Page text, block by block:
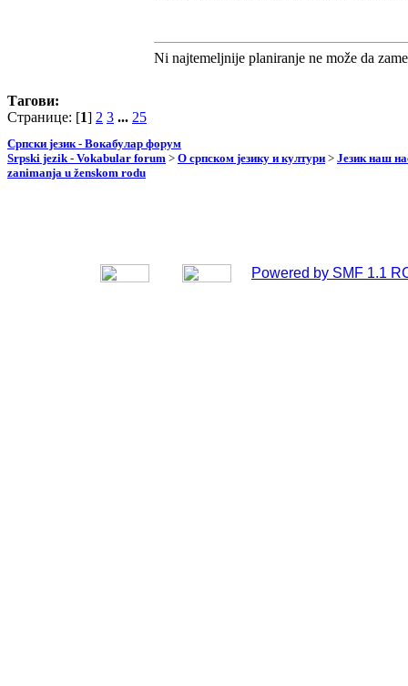
Ni najtemeljnije planiranje ne može da
Тагови:
Странице: [1] 2 3 ... 25
Српски језик - Вокабулар форум
Srpski jezik - Vokabular forum > О српском језику и култури > Језик наш
zanimanja u ženskom rodu
Powered by SMF 1.1